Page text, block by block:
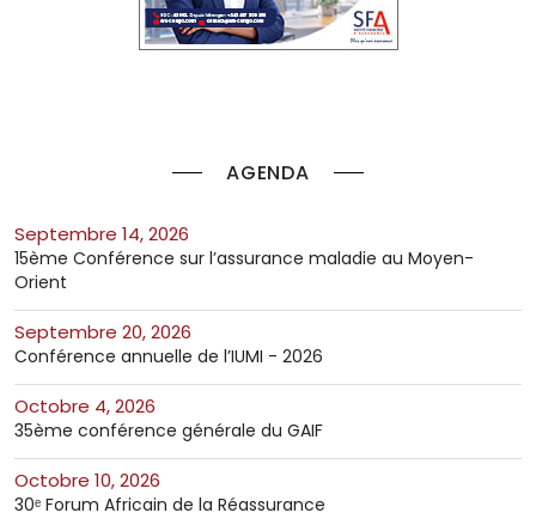
AGENDA
septembre 14, 2026
15ème Conférence sur l’assurance maladie au Moyen-
Orient
septembre 20, 2026
Conférence annuelle de l’IUMI - 2026
octobre 4, 2026
35ème conférence générale du GAIF
octobre 10, 2026
30ᵉ Forum Africain de la Réassurance